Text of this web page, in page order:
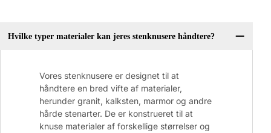
Hvilke typer materialer kan jeres stenknusere håndtere?
Vores stenknusere er designet til at
håndtere en bred vifte af materialer,
herunder granit, kalksten, marmor og andre
hårde stenarter. De er konstrueret til at
knuse materialer af forskellige størrelser og